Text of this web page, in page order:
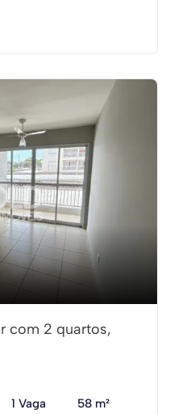
com 2 quartos,
1 Vaga 58 m²